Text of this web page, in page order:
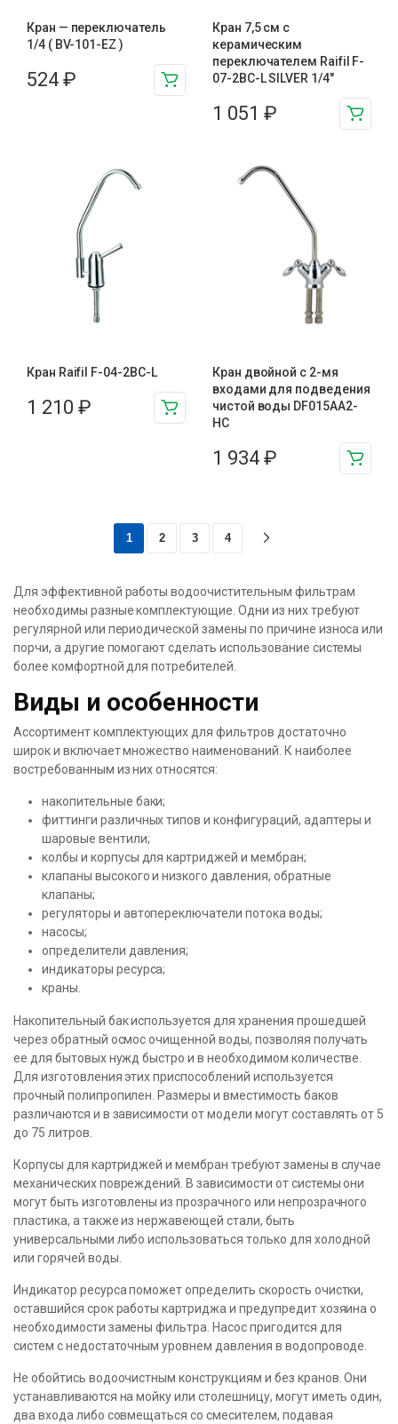
Кран — переключатель
1/4 ( BV-101-EZ )
524 ₽
Кран 7,5 см с
керамическим
переключателем Raifil F-
07-2BC-L SILVER 1/4″
1 051 ₽
Кран Raifil F-04-2BC-L
1 210 ₽
Кран двойной с 2-мя
входами для подведения
чистой воды DF015AA2-
HC
1 934 ₽
1 2 3 4
Для эффективной работы водоочистительным фильтрам
необходимы разные комплектующие. Одни из них требуют
регулярной или периодической замены по причине износа или
порчи, а другие помогают сделать использование системы
более комфортной для потребителей.
Виды и особенности
Ассортимент комплектующих для фильтров достаточно
широк и включает множество наименований. К наиболее
востребованным из них относятся:
накопительные баки;
фиттинги различных типов и конфигураций, адаптеры и
шаровые вентили;
колбы и корпусы для картриджей и мембран;
клапаны высокого и низкого давления, обратные
клапаны;
регуляторы и автопереключатели потока воды;
насосы;
определители давления;
индикаторы ресурса;
краны.
Накопительный бак используется для хранения прошедшей
через обратный осмос очищенной воды, позволяя получать
ее для бытовых нужд быстро и в необходимом количестве.
Для изготовления этих приспособлений используется
прочный полипропилен. Размеры и вместимость баков
различаются и в зависимости от модели могут составлять от 5
до 75 литров.
Корпусы для картриджей и мембран требуют замены в случае
механических повреждений. В зависимости от системы они
могут быть изготовлены из прозрачного или непрозрачного
пластика, а также из нержавеющей стали, быть
универсальными либо использоваться только для холодной
или горячей воды.
Индикатор ресурса поможет определить скорость очистки,
оставшийся срок работы картриджа и предупредит хозяина о
необходимости замены фильтра. Насос пригодится для
систем с недостаточным уровнем давления в водопроводе.
Не обойтись водоочистным конструкциям и без кранов. Они
устанавливаются на мойку или столешницу, могут иметь один,
два входа либо совмещаться со смесителем, подавая